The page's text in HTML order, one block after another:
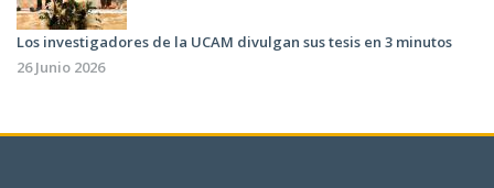
Los investigadores de la UCAM divulgan sus tesis en 3 minutos
26 Junio 2026